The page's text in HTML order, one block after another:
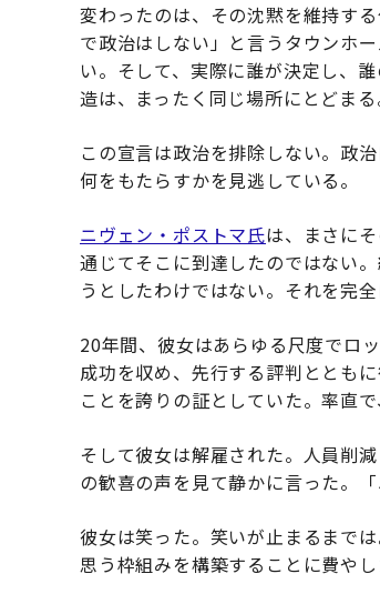
変わったのは、その沈黙を維持す
で政治はしない」と言うタウンホ
い。そして、実際に誰が決定し、
造は、まったく同じ場所にとどまる
この宣言は政治を排除しない。政
何をもたらすかを見逃している。
ニヴェン・ポストマ氏は、まさに
通じてそこに到達したのではない
うとしたわけではない。それを完
20年間、彼女はあらゆる尺度でロ
成功を収め、先行する評判ととも
ことを誇りの証としていた。率直
そして彼女は解雇された。人員削
の歓喜の声を見て静かに言った。
彼女は笑った。笑いが止まるまで
思う枠組みを構築することに費やし